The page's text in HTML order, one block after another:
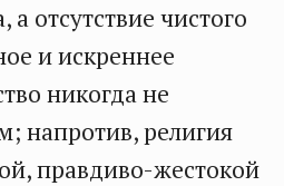
а отсутствие чистого
и искреннее
никогда не
напротив, религия
правдиво-жестокой